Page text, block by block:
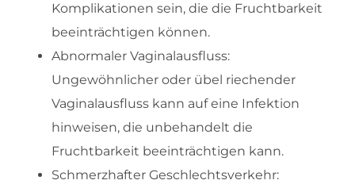
Komplikationen sein, die die Fruchtbarkeit
beeinträchtigen können.
Abnormaler Vaginalausfluss:
Ungewöhnlicher oder übel riechender
Vaginalausfluss kann auf eine Infektion
hinweisen, die unbehandelt die
Fruchtbarkeit beeinträchtigen kann.
Schmerzhafter Geschlechtsverkehr: